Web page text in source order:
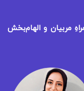
مربیان و الهام‌بخش